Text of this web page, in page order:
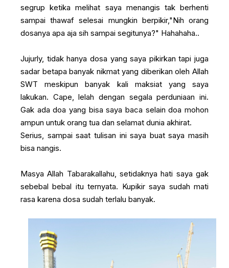
segrup ketika melihat saya menangis tak berhenti
sampai thawaf selesai mungkin berpikir,"Nih orang
dosanya apa aja sih sampai segitunya?" Hahahaha..
Jujurly, tidak hanya dosa yang saya pikirkan tapi juga
sadar betapa banyak nikmat yang diberikan oleh Allah
SWT meskipun banyak kali maksiat yang saya
lakukan. Cape, lelah dengan segala perduniaan ini.
Gak ada doa yang bisa saya baca selain doa mohon
ampun untuk orang tua dan selamat dunia akhirat.
Serius, sampai saat tulisan ini saya buat saya masih
bisa nangis.
Masya Allah Tabarakallahu, setidaknya hati saya gak
sebebal bebal itu ternyata. Kupikir saya sudah mati
rasa karena dosa sudah terlalu banyak.